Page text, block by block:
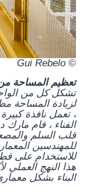
© Gui Rebelo
تعظيم المساحة من
تشكل كل من
لزيادة المساحة
، تعمل نافذة
الفناء ، قام
قلب السلم
للمهندسين
للاستخدام على
هذا النهج العملي
البناء بشكل